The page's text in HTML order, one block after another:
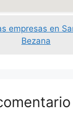
empresas en
Bezana